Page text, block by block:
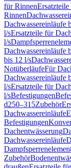
für Rinnen
Rinnen
Dachwassereinläufe
l/sErsatzteile für
l/s
Dachwassereinläufe
bis 12 l/s
NotüberläufeFür
Dachwassereinläufe
l/sErsatzteile für
l/sBefestigungen
d250–315Zubehör
Dachwassereinläufe
Befestigungen
Dachentwässerung
Dachwassereinläufe
Zubehör